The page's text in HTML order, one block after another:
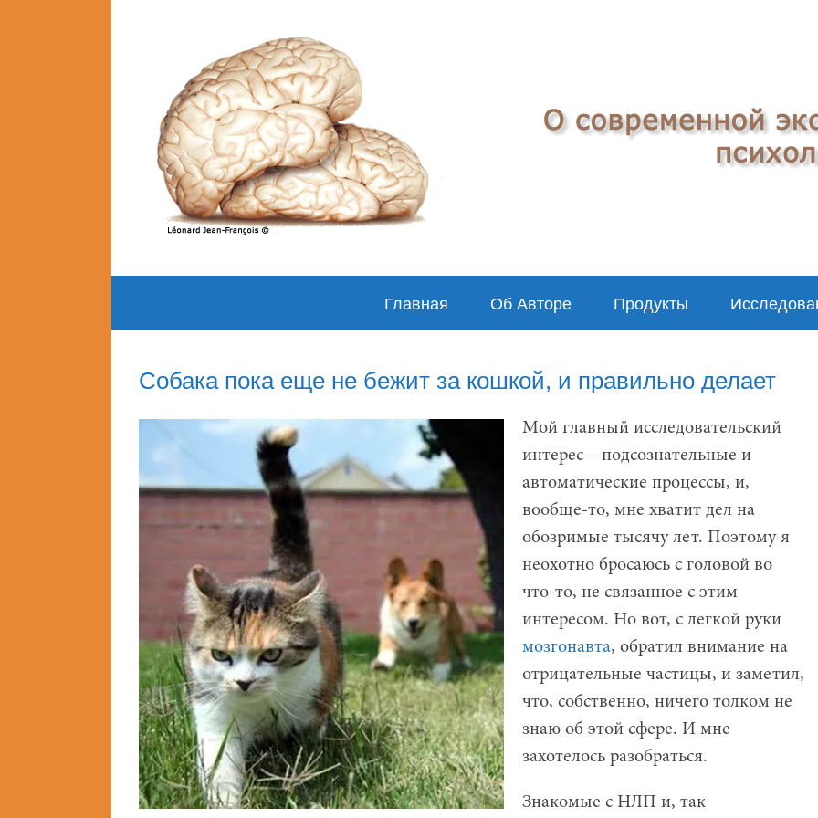
Главная Об Авторе Продукты
Собака пока еще не бежит за кошкой, и правильно делает
Мой главный исследовательский
интерес – подсознательные и
автоматические процессы, и,
вообще-то, мне хватит дел на
обозримые тысячу лет. Поэтому я
неохотно бросаюсь с головой во
что-то, не связанное с этим
интересом. Но вот, с легкой руки
мозгонавта, обратил внимание на
отрицательные частицы, и заметил,
что, собственно, ничего толком не
знаю об этой сфере. И мне
захотелось разобраться.
Знакомые с НЛП и, так